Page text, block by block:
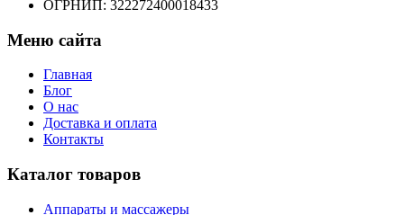
ОГРНИП: 322272400018433
Меню сайта
Главная
Блог
О нас
Доставка и оплата
Контакты
Каталог товаров
Аппараты и массажеры